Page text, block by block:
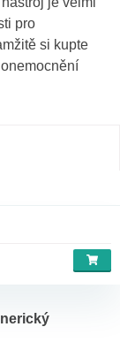
pro
si kupte